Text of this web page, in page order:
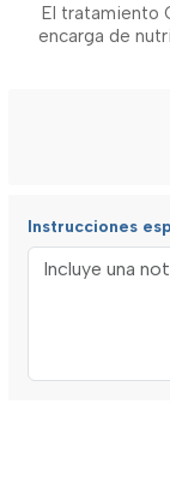
El tratamiento
encarga de
Instrucciones